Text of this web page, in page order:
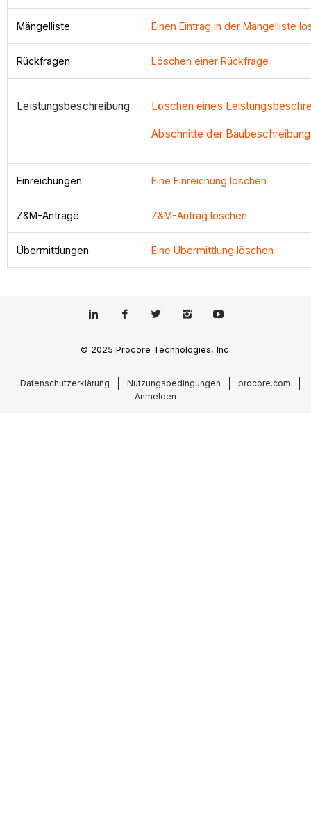
Mängelliste Einen Eintrag in der Mängelliste
Rückfragen Löschen einer Rückfrage
Leistungsbeschreibung Löschen eines
Abschnitte der
Einreichungen Eine Einreichung löschen
Z&M-Anträge Z&M-Antrag löschen
Übermittlungen Eine Übermittlung löschen
© 2025 Procore Technologies, Inc.
Datenschutzerklärung Nutzungsbedingungen
procore.com
Anmelden